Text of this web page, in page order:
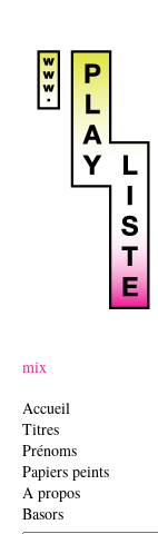
mix
Accueil
Titres
Prénoms
Papiers peints
A propos
Basors